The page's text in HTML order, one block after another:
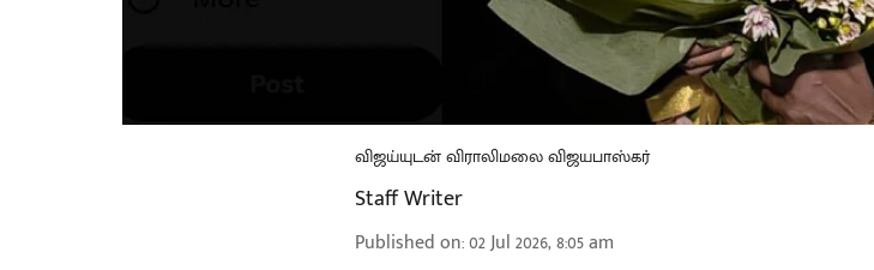
விஜய்யுடன் விராலிமலை விஜயபாஸ்கர்
Staff Writer
Published on:02 Jul 2026, 8:05 am